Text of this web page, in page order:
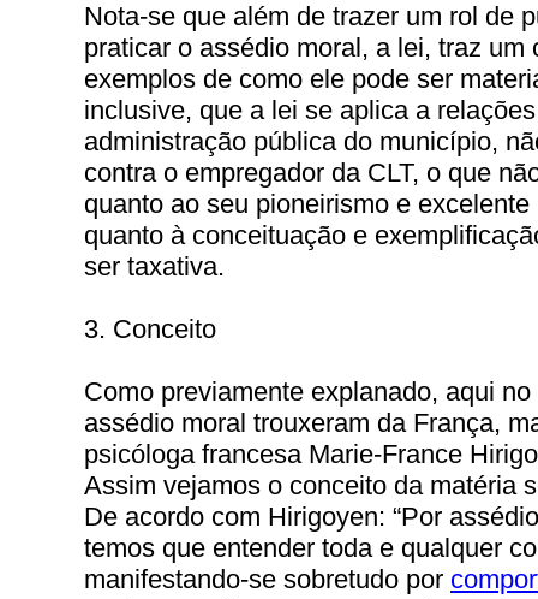
Nota-se que além de trazer um rol de
praticar o assédio moral, a lei, traz um
exemplos de como ele pode ser
inclusive, que a lei se aplica a
administração pública do município,
contra o empregador da CLT, o que
quanto ao seu pioneirismo e
quanto à conceituação e
ser taxativa.
3. Conceito
Como previamente explanado, aqui
assédio moral trouxeram da França,
psicóloga francesa Marie-France
Assim vejamos o conceito da matéria
De acordo com Hirigoyen: “Por
temos que entender toda e qualquer
manifestando-se sobretudo por